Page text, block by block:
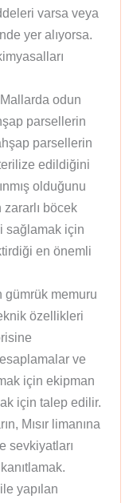
varsa veya
yer alıyorsa.
Mallarda odun
parsellerin
parsellerin
edildiğini
olduğunu
zararlı böcek
sağlamak için
en önemli
gümrük memuru
özellikleri
ve
için ekipman
için talep edilir.
Mısır limanına
sevkiyatları
yapılan